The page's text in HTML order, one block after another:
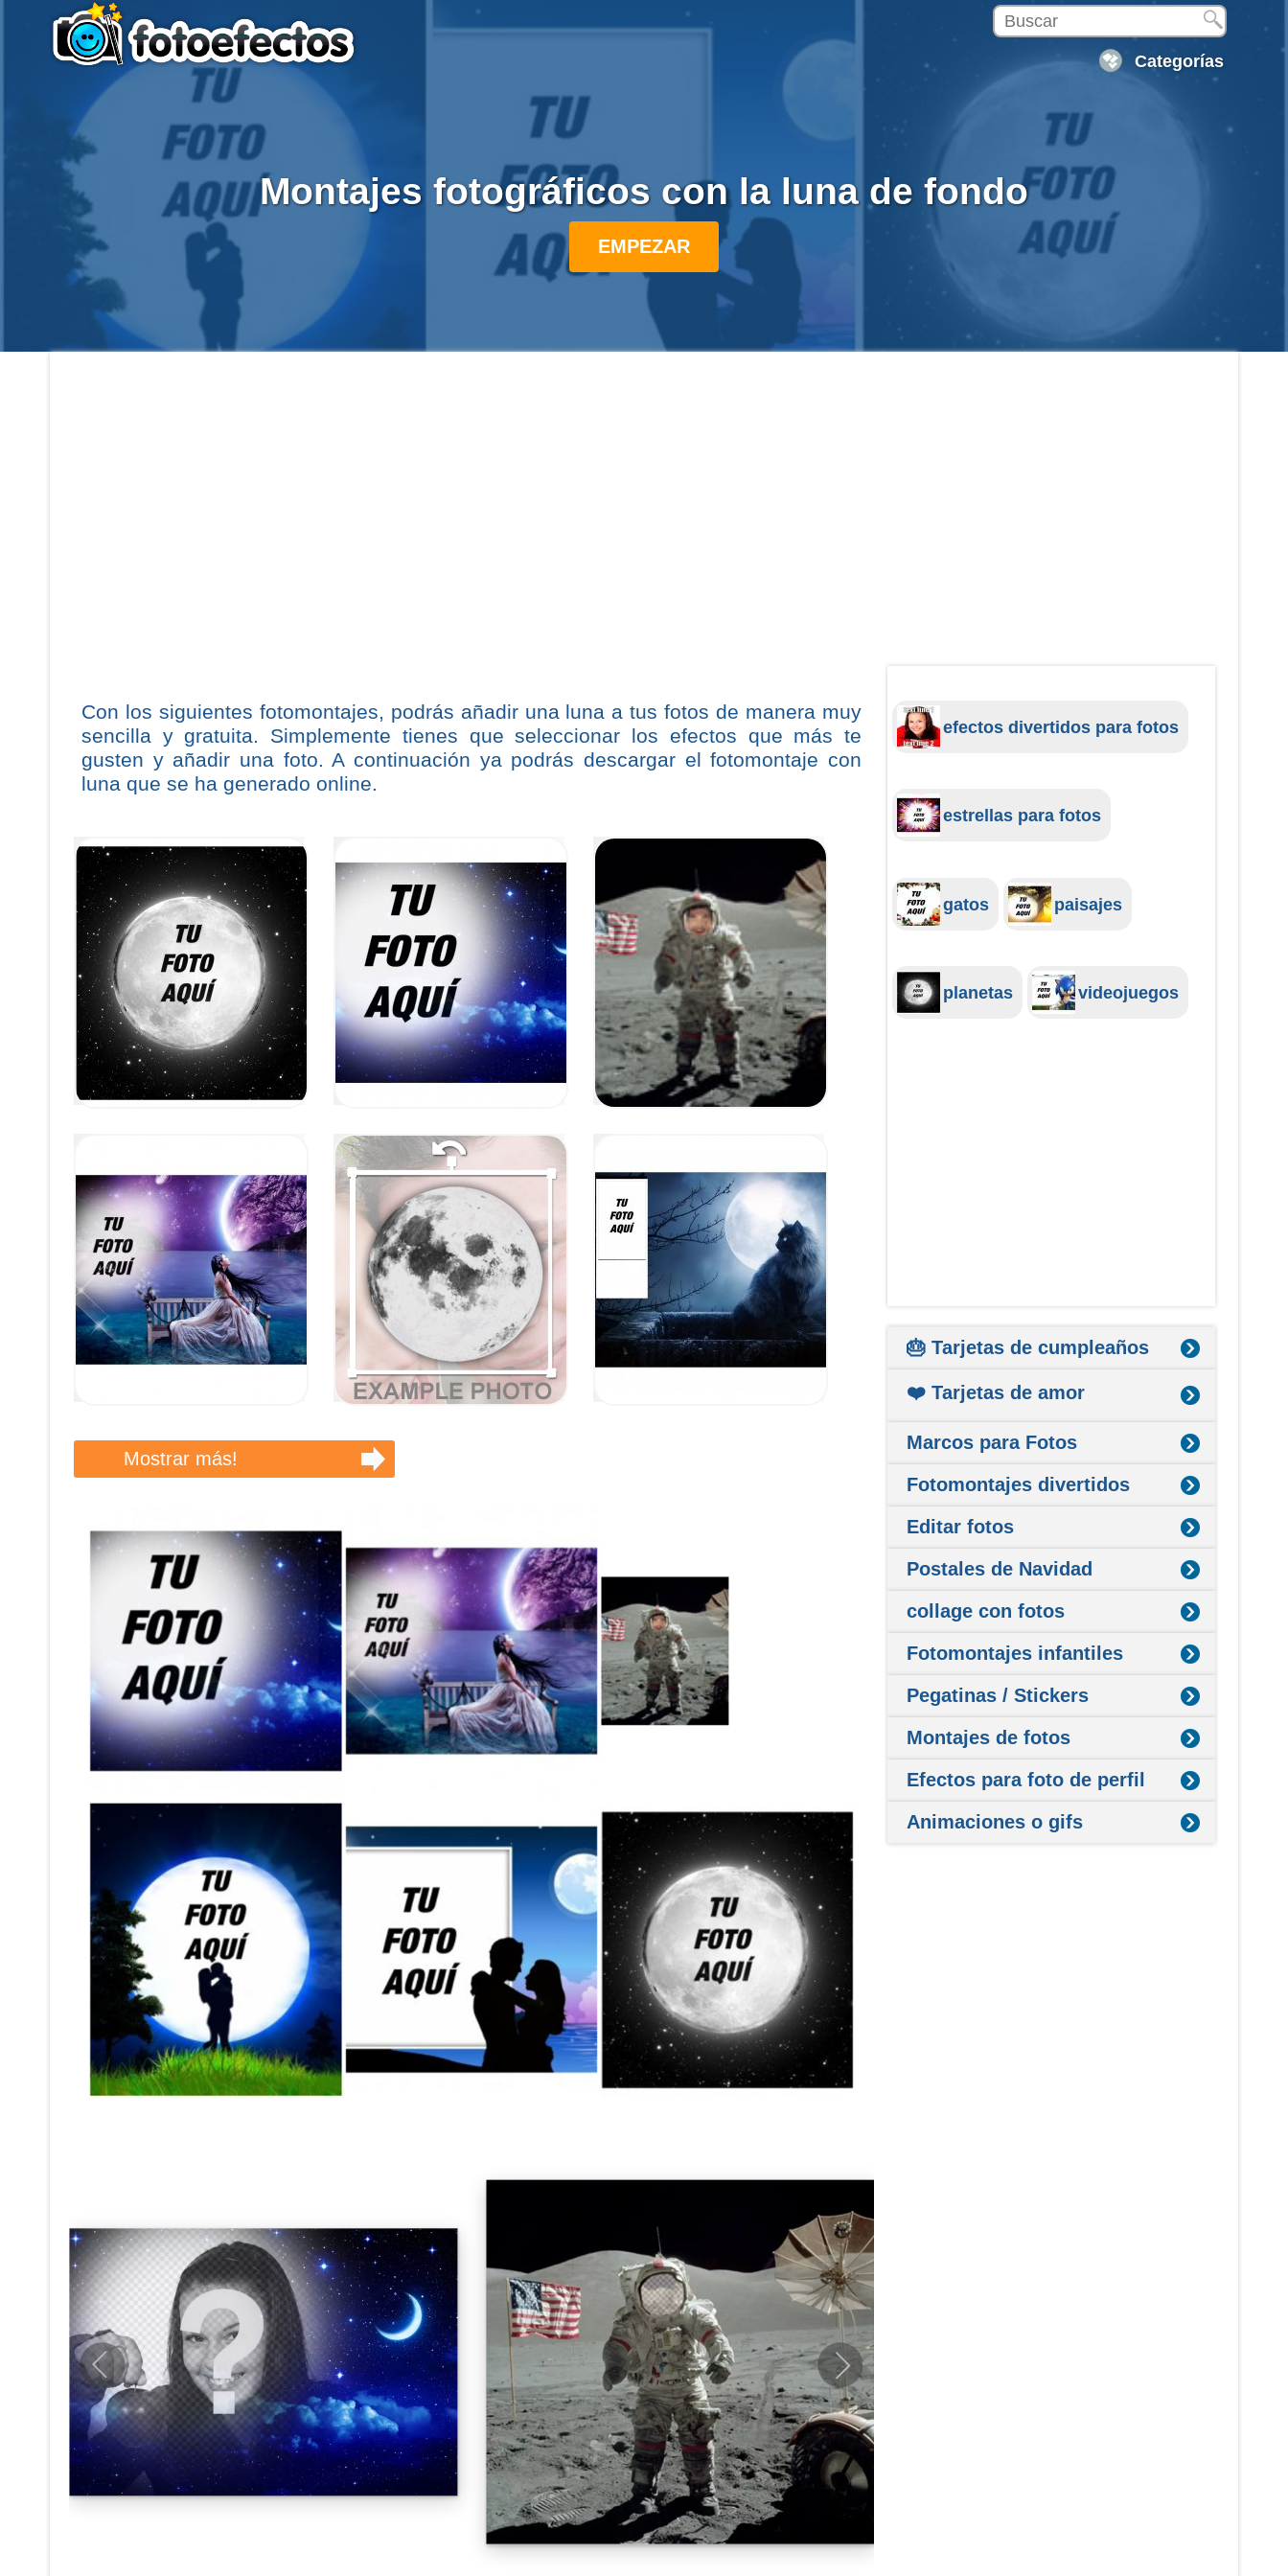
Categorías
Montajes fotográficos con la luna de fondo
EMPEZAR
Con los siguientes fotomontajes, podrás añadir una luna a tus fotos de manera muy
sencilla y gratuita. Simplemente tienes que seleccionar los efectos que más te
gusten y añadir una foto. A continuación ya podrás descargar el fotomontaje con
luna que se ha generado online.
Mostrar más!
efectos divertidos para fotos
estrellas para fotos
gatos paisajes
planetas videojuegos
🎂 Tarjetas de cumpleaños
❤️ Tarjetas de amor
Marcos para Fotos
Fotomontajes divertidos
Editar fotos
Postales de Navidad
collage con fotos
Fotomontajes infantiles
Pegatinas / Stickers
Montajes de fotos
Efectos para foto de perfil
Animaciones o gifs